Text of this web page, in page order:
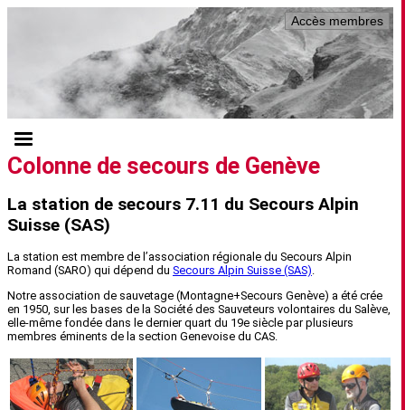
Accès membres
Colonne de secours de Genève
La station de secours 7.11 du Secours Alpin
Suisse (SAS)
La station est membre de l’association régionale du Secours Alpin
Romand (SARO) qui dépend du Secours Alpin Suisse (SAS)
Notre association de sauvetage (Montagne+Secours Genève) a été crée
en 1950, sur les bases de la Société des Sauveteurs volontaires du Salève,
elle-même fondée dans le dernier quart du 19e siècle par plusieurs
membres éminents de la section Genevoise du CAS.